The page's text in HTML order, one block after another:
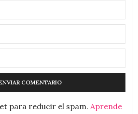
para reducir el spam. Aprende